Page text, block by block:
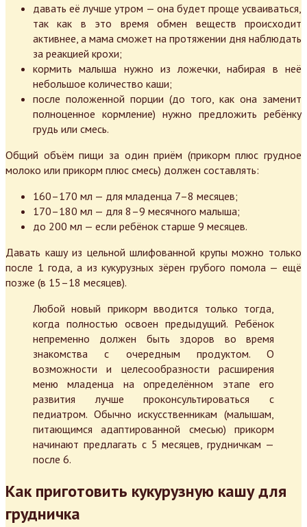
давать её лучше утром — она будет проще усваиваться,
так как в это время обмен веществ происходит
активнее, а мама сможет на протяжении дня наблюдать
за реакцией крохи;
кормить малыша нужно из ложечки, набирая в неё
небольшое количество каши;
после положенной порции (до того, как она заменит
полноценное кормление) нужно предложить ребёнку
грудь или смесь.
Общий объём пищи за один приём (прикорм плюс грудное
молоко или прикорм плюс смесь) должен составлять:
160–170 мл — для младенца 7–8 месяцев;
170–180 мл — для 8–9 месячного малыша;
до 200 мл — если ребёнок старше 9 месяцев.
Давать кашу из цельной шлифованной крупы можно только
после 1 года, а из кукурузных зёрен грубого помола — ещё
позже (в 15–18 месяцев).
Любой новый прикорм вводится только тогда,
когда полностью освоен предыдущий. Ребёнок
непременно должен быть здоров во время
знакомства с очередным продуктом. О
возможности и целесообразности расширения
меню младенца на определённом этапе его
развития лучше проконсультироваться с
педиатром. Обычно искусственникам (малышам,
питающимся адаптированной смесью) прикорм
начинают предлагать с 5 месяцев, грудничкам —
после 6.
Как приготовить кукурузную кашу для
грудничка